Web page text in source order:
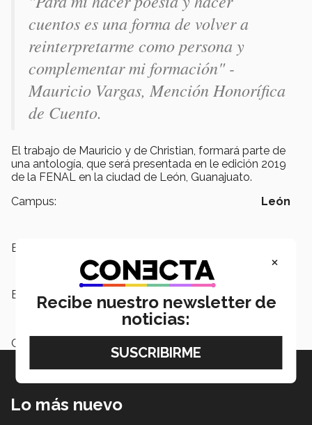
cuentos es una forma de volver a
reinterpretarme como persona y
complementar mi formación" -
Mauricio Vargas, Mención Honorífica
de Cuento.
El trabajo de Mauricio y de Christian, formará parte de
una antología, que será presentada en le edición 2019
de la FENAL en la ciudad de León, Guanajuato.
Campus:
León
Escuelas:
Etiquetas: Instituto Cultural de León,
Cuento,
Poesía
Categoría:
Lo más nuevo
×
Recibe nuestro newsletter de
noticias: